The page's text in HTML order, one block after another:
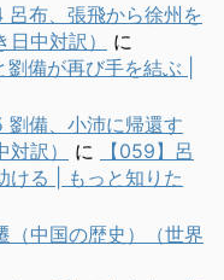
布、張飛から徐州を
中対訳）
に
備が再び手を結ぶ |
備、小沛に帰還す
訳）
に
【059】呂
ける | もっと知りた
（中国の歴史）（世界